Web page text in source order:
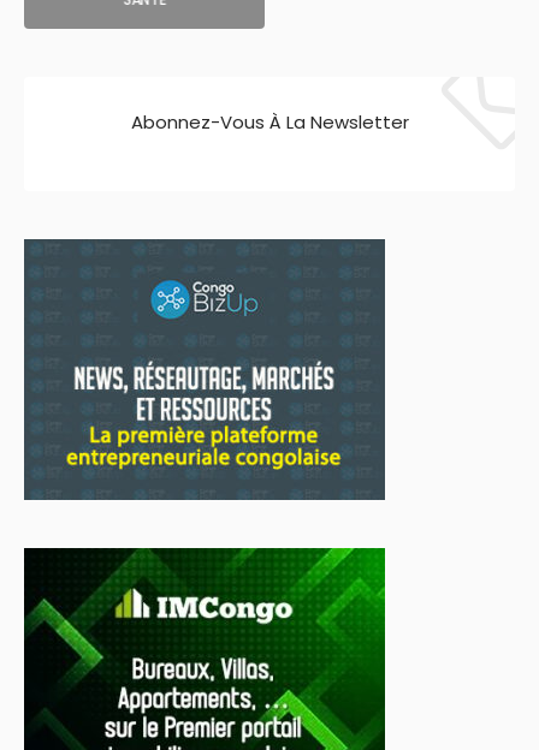
Abonnez-Vous À La Newsletter